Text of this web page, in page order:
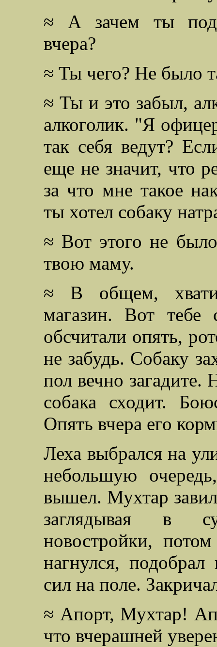
≈ А зачем ты
вчера?
≈ Ты чего? Не было
≈ Ты и это забыл,
алкоголик. "Я
так себя ведут?
еще не значит, что
за что мне такое
ты хотел собаку
≈ Вот этого не
твою маму.
≈ В общем,
магазин. Вот
обсчитали опять,
не забудь. Собаку
пол вечно загадите.
собака сходит.
Опять вчера его
Леха выбрался на
небольшую
вышел. Мухтар
заглядывая в
новостройки,
нагнулся,
сил на поле.
≈ Апорт, Мухтар!
что вчерашней